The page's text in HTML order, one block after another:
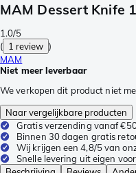
MAM Dessert Knife
1.0/5
( 1 review )
MAM
Niet meer leverbaar
We verkopen dit product niet
Naar vergelijkbare producten
Gratis verzending vanaf
Binnen 30 dagen gratis
Wij krijgen een 4,8/5 van
Snelle levering uit eigen